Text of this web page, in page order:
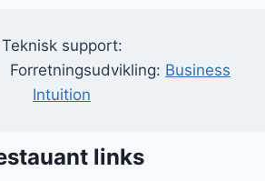
Teknisk support:
Business
Intuition
links